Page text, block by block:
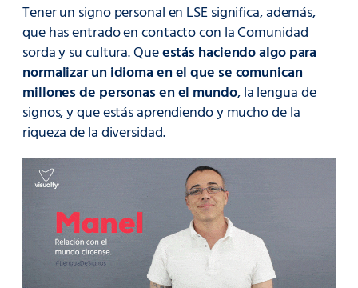
Tener un signo personal en LSE significa, además,
que has entrado en contacto con la Comunidad
sorda y su cultura. Queestás haciendo algo para
normalizar un idioma en el que se comunican
millones de personas en el mundo, la lengua de
signos, y que estás aprendiendo y mucho de la
riqueza de la diversidad.